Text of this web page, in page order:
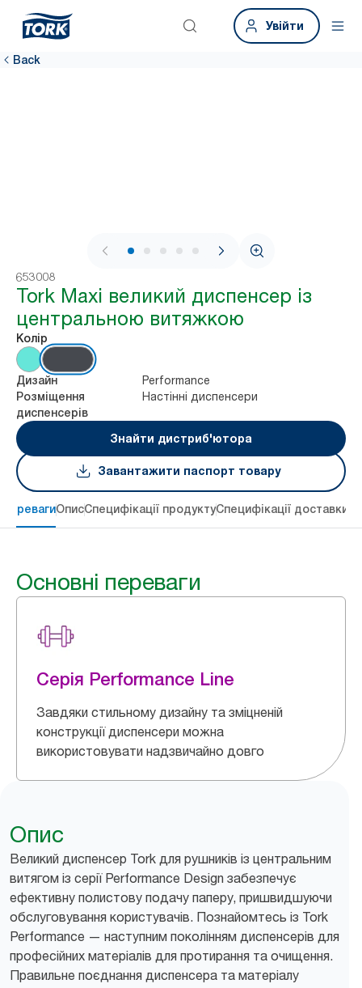
Увійти
Back
1 / 7
653008
Tork Maxi великий диспенсер із
центральною витяжкою
Колір
Дизайн Performance
Розміщення
диспенсерів
Настінні диспенсери
Знайти дистриб'ютора
Завантажити паспорт товару
перевагиОписСпецифікації продуктуСпецифікації доставки
Основні переваги
Серія Performance Line
Завдяки стильному дизайну та зміцненій
конструкції диспенсери можна
використовувати надзвичайно довго
Опис
Великий диспенсер Tork для рушників із центральним
витягом із серії Performance Design забезпечує
ефективну полистову подачу паперу, пришвидшуючи
обслуговування користувачів. Познайомтесь із Tork
Performance — наступним поколінням диспенсерів для
професійних матеріалів для протирання та очищення.
Правильне поєднання диспенсера та матеріалу